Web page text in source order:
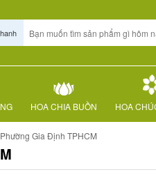
HOA CHIA BUỒN HOA
Gia Định TPHCM